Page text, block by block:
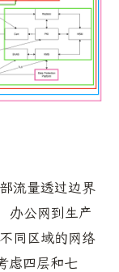
流量透过边界
办公网到生产
同区域的网络
虑四层和七